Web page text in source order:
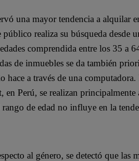
una mayor tendencia a alquilar
público realiza su búsqueda
comprendida entre los 35 a
de inmuebles se da también
hace a través de una
Perú, se realizan
de edad no influye en la
al género, se detectó que las